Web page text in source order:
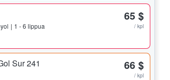
1 - 6 lippua
65 $
/ kpl
Sur 241 66 $
/ kpl